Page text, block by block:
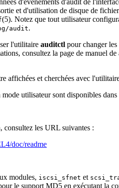
d'évènements d'audit de
et d'utilisation de disque de
(5). Notez que tout utilisateur
audit.
l'utilitaire auditctl pour changer les
consultez la page de manuel de
affichées et cherchées avec
utilisateur sont disponibles
consultez les URL suivantes :
doc/readme
modules, iscsi_sfnet et
le support MD5 en exécutant la